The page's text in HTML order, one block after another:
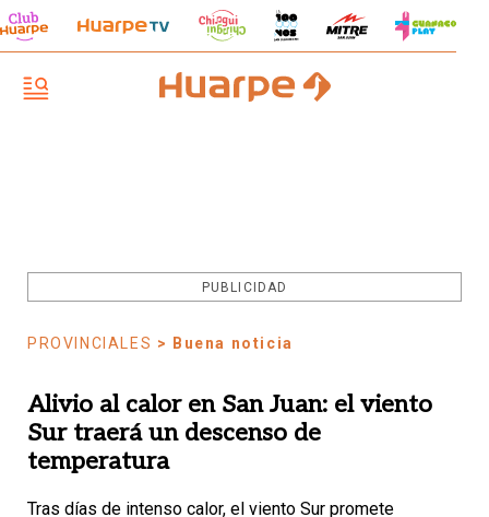
PUBLICIDAD
PROVINCIALES > Buena noticia
Alivio al calor en San Juan: el viento
Sur traerá un descenso de
temperatura
Tras días de intenso calor, el viento Sur promete